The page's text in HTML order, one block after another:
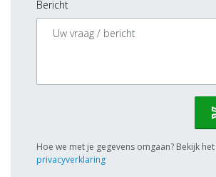
Bericht
Hoe we met je gegevens omgaan? Bekijk
privacyverklaring